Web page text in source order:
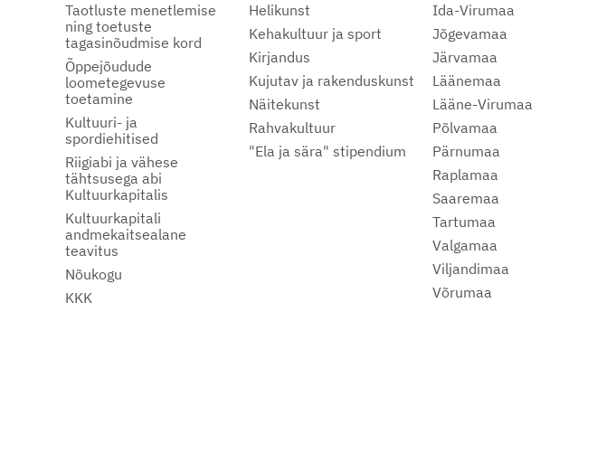
Taotluste menetlemise
ning toetuste
tagasinõudmise kord
Õppejõudude
loometegevuse
toetamine
Kultuuri- ja
spordiehitised
Riigiabi ja vähese
tähtsusega abi
Kultuurkapitalis
Kultuurkapitali
andmekaitsealane
teavitus
Nõukogu
KKK
Helikunst
Kehakultuur ja sport
Kirjandus
Kujutav ja rakenduskunst
Näitekunst
Rahvakultuur
"Ela ja sära" stipendium
Ida-Virumaa
Jõgevamaa
Järvamaa
Läänemaa
Lääne-Virumaa
Põlvamaa
Pärnumaa
Raplamaa
Saaremaa
Tartumaa
Valgamaa
Viljandimaa
Võrumaa